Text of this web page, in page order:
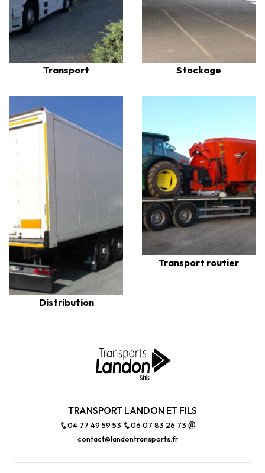
Transport Stockage
Distribution
Transport routier
TRANSPORT LANDON ET FILS
04 77 49 59 53
06 07 83 26 73
contact@landontransports.fr